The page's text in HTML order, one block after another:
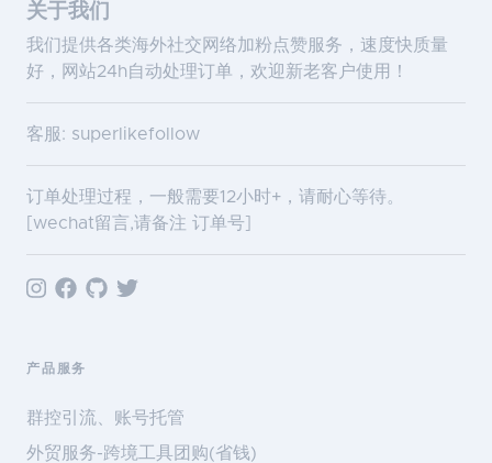
关于我们
我们提供各类海外社交网络加粉点赞服务，速度快质量
好，网站24h自动处理订单，欢迎新老客户使用！
客服: superlikefollow
订单处理过程，一般需要12小时+，请耐心等待。
[wechat留言,请备注 订单号]
产品服务
群控引流、账号托管
外贸服务-跨境工具团购(省钱)